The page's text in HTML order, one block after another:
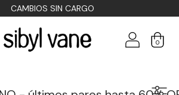
CAMBIOS SIN CARGO
0